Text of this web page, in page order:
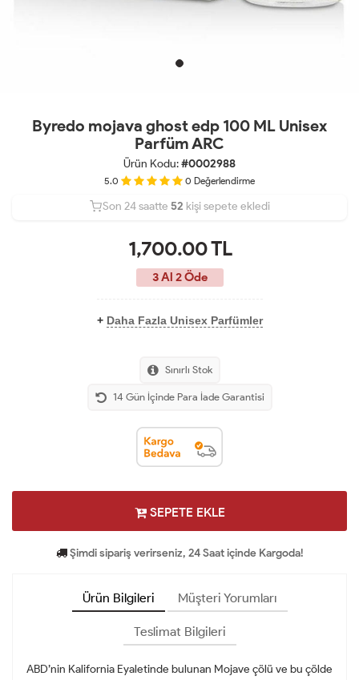
Byredo mojava ghost edp 100 ML Unisex
Parfüm ARC
Ürün Kodu:#0002988
5.0 0 Değerlendirme
32
Son 24 saatte 52 kişi sepete ekledi
Son 24 saatte 10kişi satın aldı
1,700.00TL
3 Al 2 Öde
+ Daha Fazla Unisex Parfümler
Sınırlı Stok
14 Gün İçinde Para İade Garantisi
SEPETE EKLE
Şimdi sipariş verirseniz, 24 Saat içinde Kargoda!
Ürün Bilgileri Müşteri Yorumları
Teslimat Bilgileri
ABD’nin Kalifornia Eyaletinde bulunan Mojave çölü ve bu çölde